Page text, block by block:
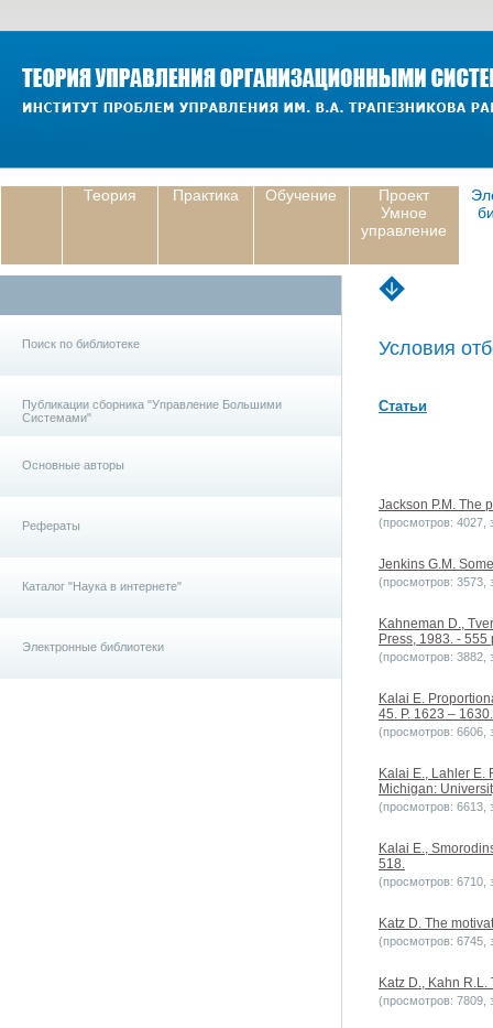
Теория Практика Обучение
Проект
Умное
управление
Поиск по библиотеке
Публикации сборника "Управление Большими
Системами"
Основные авторы
Рефераты
Каталог "Наука в интернете"
Электронные библиотеки
Условия
Статьи
Jackson P.M. The
(просмотров: 4027,
Jenkins G.M.
(просмотров: 3573,
Kahneman D.,
Press, 1983. - 555
(просмотров: 3882,
Kalai E.
45. P. 1623 – 1630.
(просмотров: 6606,
Kalai E., Lahler E.
Michigan:
(просмотров: 6613,
Kalai E.,
518.
(просмотров: 6710,
Katz D. The
(просмотров: 6745,
Katz D., Kahn
(просмотров: 7809,